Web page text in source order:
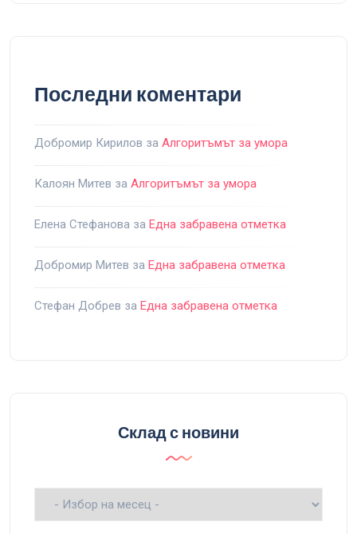
Последни коментари
Добромир Кирилов за Алгоритъмът за умора
Калоян Митев за Алгоритъмът за умора
Елена Стефанова за Една забравена отметка
Добромир Митев за Една забравена отметка
Стефан Добрев за Една забравена отметка
Склад с новини
Склад